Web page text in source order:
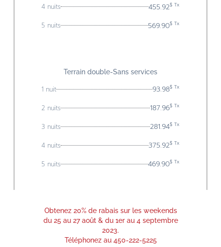
4 nuits 455.92$ Tx
5 nuits 569.90$ Tx
Terrain double-Sans services
1 nuit 93.98$ Tx
2 nuits 187.96$ Tx
3 nuits 281.94$ Tx
4 nuits 375.92$ Tx
5 nuits 469.90$ Tx
Obtenez 20% de rabais sur les weekends
du 25 au 27 août & du 1er au 4 septembre
2023.
Téléphonez au 450-222-5225